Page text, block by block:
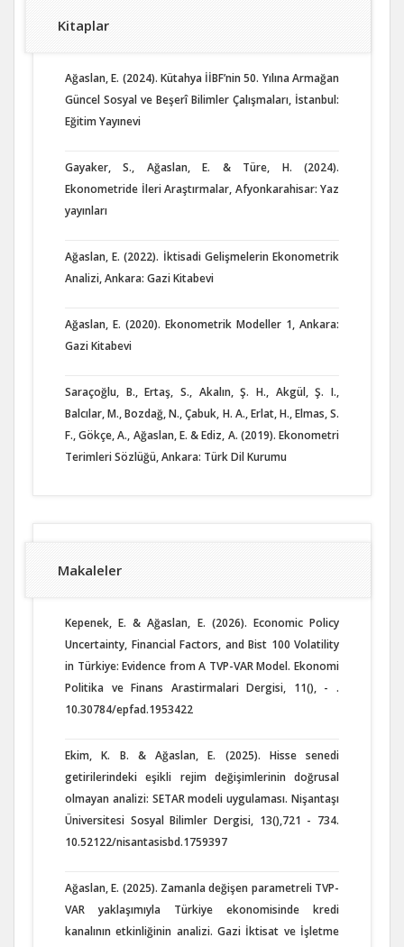
Kitaplar
Ağaslan, E. (2024). Kütahya İİBF’nin 50. Yılına Armağan
Güncel Sosyal ve Beşerî Bilimler Çalışmaları, İstanbul:
Eğitim Yayınevi
Gayaker, S., Ağaslan, E. & Türe, H. (2024).
Ekonometride İleri Araştırmalar, Afyonkarahisar: Yaz
yayınları
Ağaslan, E. (2022). İktisadi Gelişmelerin Ekonometrik
Analizi, Ankara: Gazi Kitabevi
Ağaslan, E. (2020). Ekonometrik Modeller 1, Ankara:
Gazi Kitabevi
Saraçoğlu, B., Ertaş, S., Akalın, Ş. H., Akgül, Ş. I.,
Balcılar, M., Bozdağ, N., Çabuk, H. A., Erlat, H., Elmas, S.
F., Gökçe, A., Ağaslan, E. & Ediz, A. (2019). Ekonometri
Terimleri Sözlüğü, Ankara: Türk Dil Kurumu
Makaleler
Kepenek, E. & Ağaslan, E. (2026). Economic Policy
Uncertainty, Financial Factors, and Bist 100 Volatility
in Türkiye: Evidence from A TVP-VAR Model. Ekonomi
Politika ve Finans Arastirmalari Dergisi, 11(), - .
10.30784/epfad.1953422
Ekim, K. B. & Ağaslan, E. (2025). Hisse senedi
getirilerindeki eşikli rejim değişimlerinin doğrusal
olmayan analizi: SETAR modeli uygulaması. Nişantaşı
Üniversitesi Sosyal Bilimler Dergisi, 13(),721 - 734.
10.52122/nisantasisbd.1759397
Ağaslan, E. (2025). Zamanla değişen parametreli TVP-
VAR yaklaşımıyla Türkiye ekonomisinde kredi
kanalının etkinliğinin analizi. Gazi İktisat ve İşletme